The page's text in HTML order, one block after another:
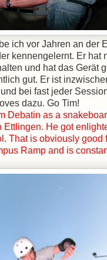
ich vor Jahren an der
kennengelernt. Er hat
und hat das Gerät
gut. Er ist
bei fast jeder
dazu. Go Tim!
Debatin as a
Ettlingen. He got
That is obviously good
Ramp and is